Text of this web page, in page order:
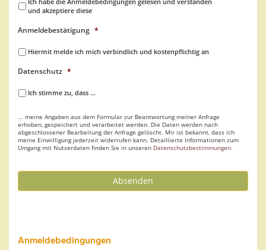
und akzeptiere diese
Anmeldebestätigung *
Hiermit melde ich mich verbindlich und kostenpflichtig an
Datenschutz *
Ich stimme zu, dass ...
... meine Angaben aus dem Formular zur Beantwortung meiner Anfrage
erhoben, gespeichert und verarbeitet werden. Die Daten werden nach
abgeschlossener Bearbeitung der Anfrage gelöscht. Mir ist bekannt, dass ich
meine Einwilligung jederzeit widerrufen kann. Detaillierte Informationen zum
Umgang mit Nutzerdaten finden Sie in unseren Datenschutzbestimmungen.
Absenden
Anmeldebedingungen